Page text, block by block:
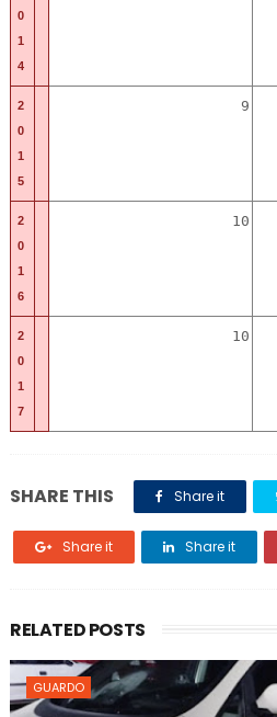
0
1
4
2
0
1
5
9
2
0
1
6
10
2
0
1
7
10
SHARE THIS Share it
Share it Share it
RELATED POSTS
GUARDO